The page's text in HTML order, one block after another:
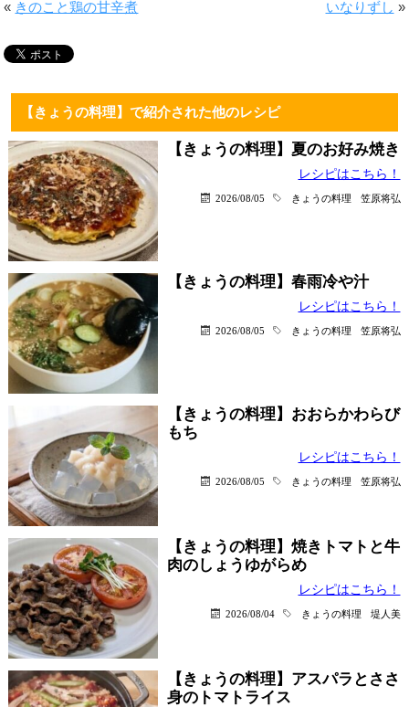
« きのこと鶏の甘辛煮 いなりずし »
【きょうの料理】で紹介された他のレシピ
【きょうの料理】夏のお好み焼き
レシピはこちら！
2026/08/05 きょうの料理 笠原将弘
【きょうの料理】春雨冷や汁
レシピはこちら！
2026/08/05 きょうの料理 笠原将弘
【きょうの料理】おおらかわらび
もち
レシピはこちら！
2026/08/05 きょうの料理 笠原将弘
【きょうの料理】焼きトマトと牛
肉のしょうゆがらめ
レシピはこちら！
2026/08/04 きょうの料理 堤人美
【きょうの料理】アスパラとささ
身のトマトライス